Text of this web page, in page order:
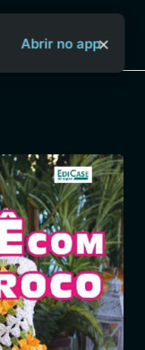
Bancah
Abrir no app×